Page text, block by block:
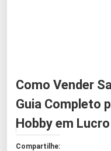
Como Vender
Guia Completo
Hobby em Lucro
Compartilhe: